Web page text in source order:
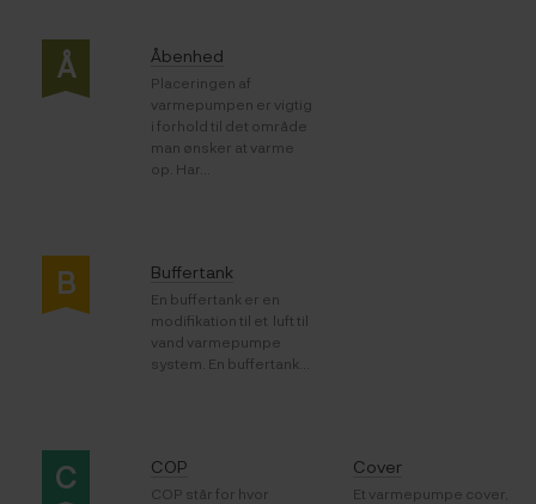
Å Åbenhed
Placeringen af
varmepumpen er vigtig
i forhold til det område
man ønsker at varme
op. Har...
B Buffertank
En buffertank er en
modifikation til et luft til
vand varmepumpe
system. En buffertank...
C COP
COP står for hvor
Cover
Et varmepumpe cover,